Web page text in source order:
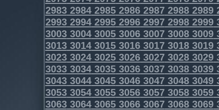
2983298429852986298729882989
2993299429952996299729982999
3003300430053006300730083009
3013301430153016301730183019
3023302430253026302730283029
3033303430353036303730383039
3043304430453046304730483049
3053305430553056305730583059
3063306430653066306730683069